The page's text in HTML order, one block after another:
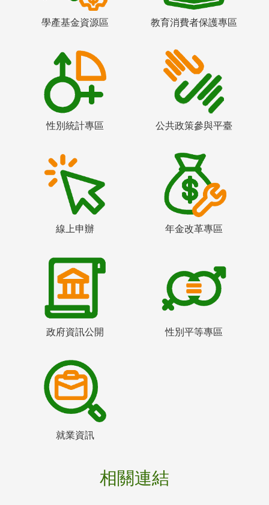
學產基金資源區 教育消費者保護專區
性別統計專區 公共政策參與平臺
線上申辦 年金改革專區
政府資訊公開 性別平等專區
就業資訊
相關連結